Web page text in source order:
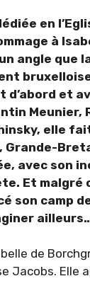
en
à
angle que
d’abord et
Meunier,
elle
avec son
Et malgré
son camp
de
Jacobs.